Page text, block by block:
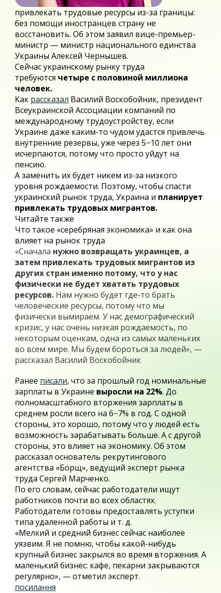
привлекать трудовые ресурсы из-за границы:
без помощи иностранцев страну не
восстановить. Об этом заявил вице-премьер-
министр — министр национального единства
Украины Алексей Чернышев.
Сейчас украинскому рынку труда
требуются четыре с половиной миллиона
человек.
Как рассказал Василий Воскобойник, президент
Всеукраинской Ассоциации компаний по
международному трудоустройству, если
Украине даже каким-то чудом удастся привлечь
внутренние резервы, уже через 5−10 лет они
исчерпаются, потому что просто уйдут на
пенсию.
А заменить их будет никем из-за низкого
уровня рождаемости. Поэтому, чтобы спасти
украинский рынок труда, Украина и планирует
привлекать трудовых мигрантов.
Читайте также
Что такое «серебряная экономика» и как она
влияет на рынок труда
«Сначала нужно возвращать украинцев, а
затем привлекать трудовых мигрантов из
других стран именно потому, что у нас
физически не будет хватать трудовых
ресурсов. Нам нужно будет где-то брать
человеческие ресурсы, потому что мы
физически вымираем. У нас демографический
кризис, у нас очень низкая рождаемость, по
некоторым оценкам, одна из самых маленьких
во всем мире. Мы будем бороться за людей», —
рассказал Василий Воскобойник
Ранее писали, что за прошлый год номинальные
зарплаты в Украине выросли на 22%. До
полномасштабного вторжения зарплаты в
среднем росли всего на 6−7% в год. С одной
стороны, это хорошо, потому что у людей есть
возможность зарабатывать больше. А с другой
стороны, это влияет на экономику. Об этом
рассказал основатель рекрутингового
агентства «Борщ», ведущий эксперт рынка
труда Сергей Марченко.
По его словам, сейчас работодатели ищут
работников почти во всех областях.
Работодатели готовы предоставлять уступки
типа удаленной работы и т. д.
«Мелкий и средний бизнес сейчас наиболее
уязвим. Я не помню, чтобы какой-нибудь
крупный бизнес закрылся во время вторжения. А
маленький бизнес: кафе, пекарни закрываются
регулярно», — отметил эксперт.
посилання